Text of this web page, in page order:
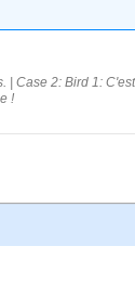
Case 2: Bird 1:
!